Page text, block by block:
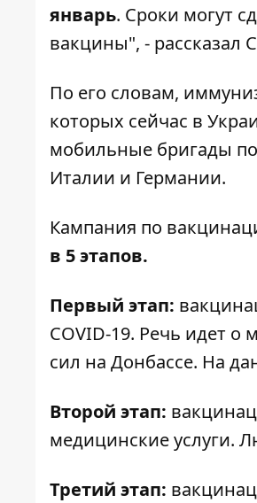
январь. Сроки могут
вакцины", - рассказал
По его словам,
которых сейчас в
мобильные бригады
Италии и Германии.
Кампания по
в 5 этапов.
Первый этап:
COVID-19. Речь идет
сил на Донбассе. На
Второй этап:
медицинские услуги.
Третий этап: